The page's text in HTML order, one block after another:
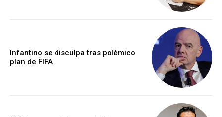
Infantino se disculpa tras polémico
plan de FIFA